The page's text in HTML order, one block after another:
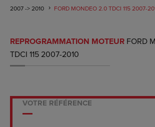
2007 -> 2010
FORD MONDEO 2.0 TDCI 115 2007-
REPROGRAMMATION MOTEUR FORD
TDCI 115 2007-2010
VOTRE RÉFÉRENCE